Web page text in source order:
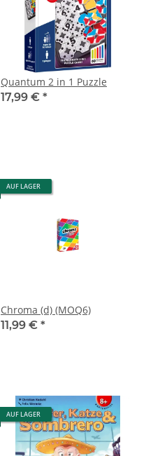
Quantum 2 in 1 Puzzle
17,99 € *
AUF LAGER
Chroma (d) (MOQ6)
11,99 € *
AUF LAGER